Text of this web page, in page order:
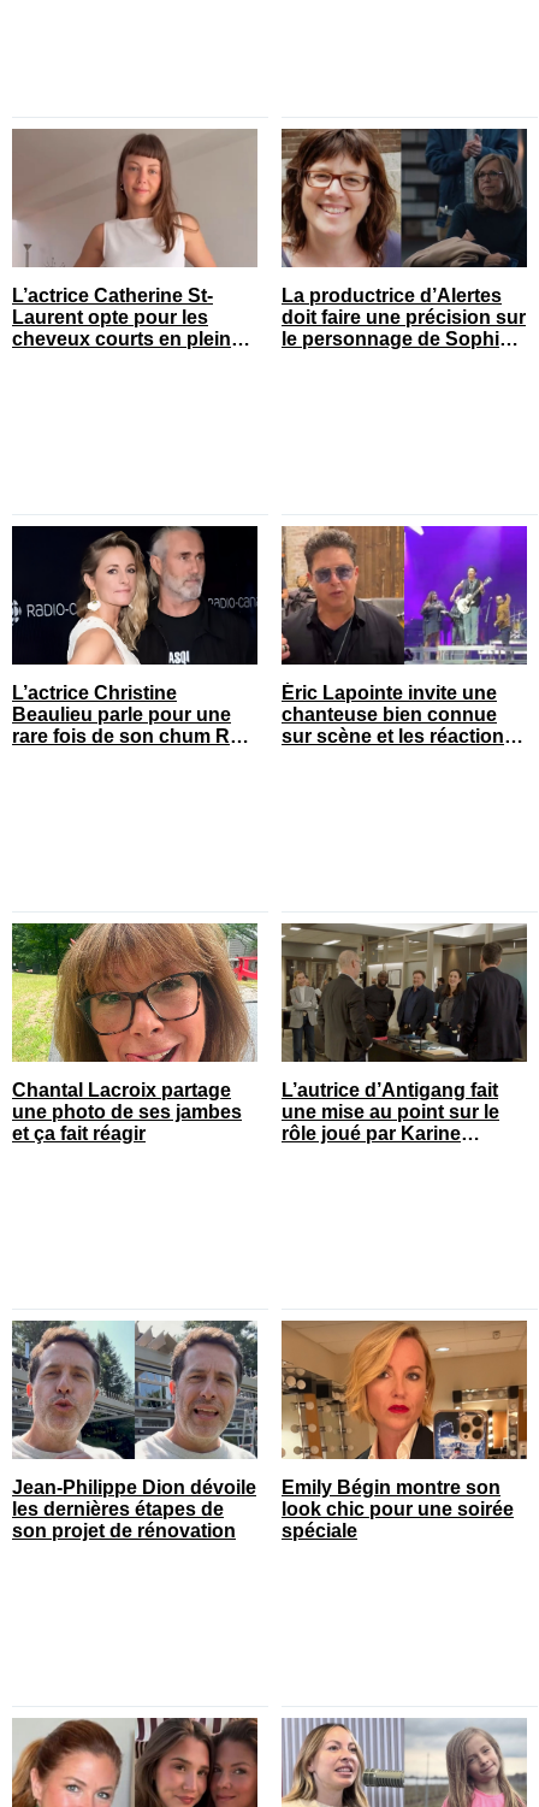
L’actrice Catherine St-
Laurent opte pour les
cheveux courts en pleine
La productrice d’Alertes
doit faire une précision sur
le personnage de Sophie
L’actrice Christine
Beaulieu parle pour une
rare fois de son chum Roy
Éric Lapointe invite une
chanteuse bien connue
sur scène et les réactions
Chantal Lacroix partage
une photo de ses jambes
et ça fait réagir
L’autrice d’Antigang fait
une mise au point sur le
rôle joué par Karine
Jean-Philippe Dion dévoile
les dernières étapes de
son projet de rénovation
Emily Bégin montre son
look chic pour une soirée
spéciale